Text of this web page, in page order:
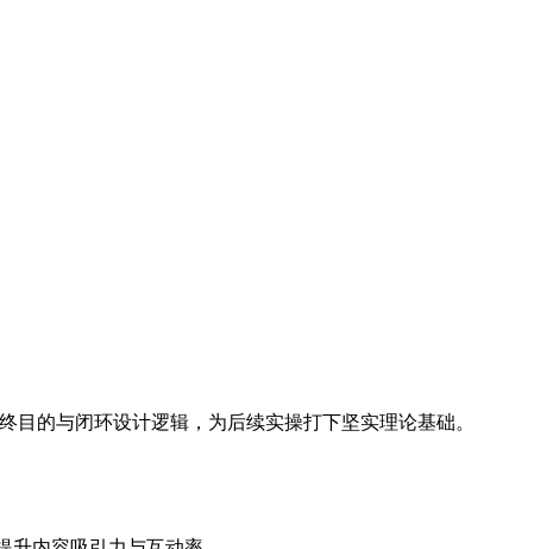
的与闭环设计逻辑，为后续实操打下坚实理论基础。